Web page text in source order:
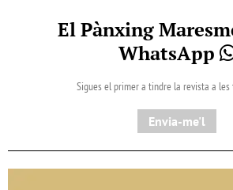
El Pànxing
WhatsApp
Sigues el primer a tindre la revista a les
Envia-me'l